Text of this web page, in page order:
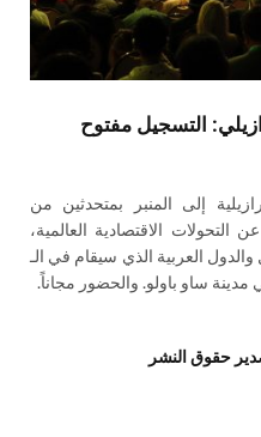
التسجيل مفتوح
إلى المنبر بمتحدثين من
التحولات الاقتصادية العالمية،
العربية الذي سيقام في الـ
حقوق النشر